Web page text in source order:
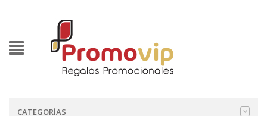
CATEGORÍAS